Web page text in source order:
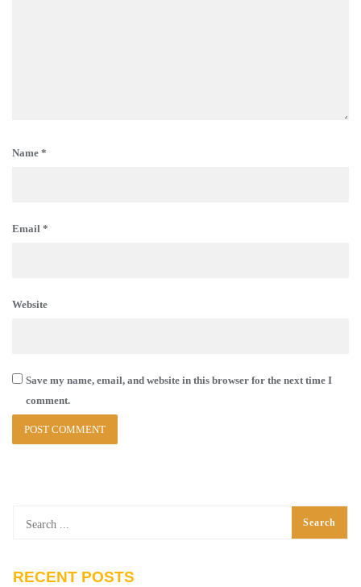
Name *
Email *
Website
Save my name, email, and website in this browser for the next time I
comment.
RECENT POSTS